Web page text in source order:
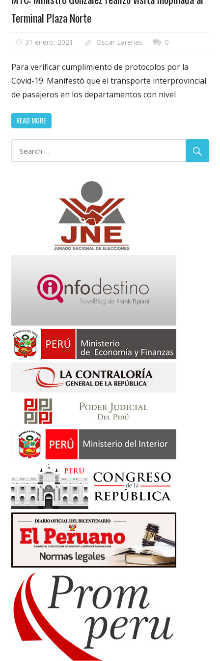
Terminal Plaza Norte
31 enero, 2021 Oscar Larenas 0
Para verificar cumplimiento de protocolos por la
Covid-19. Manifestó que el transporte interprovincial
de pasajeros en los departamentos con nivel
READ MORE